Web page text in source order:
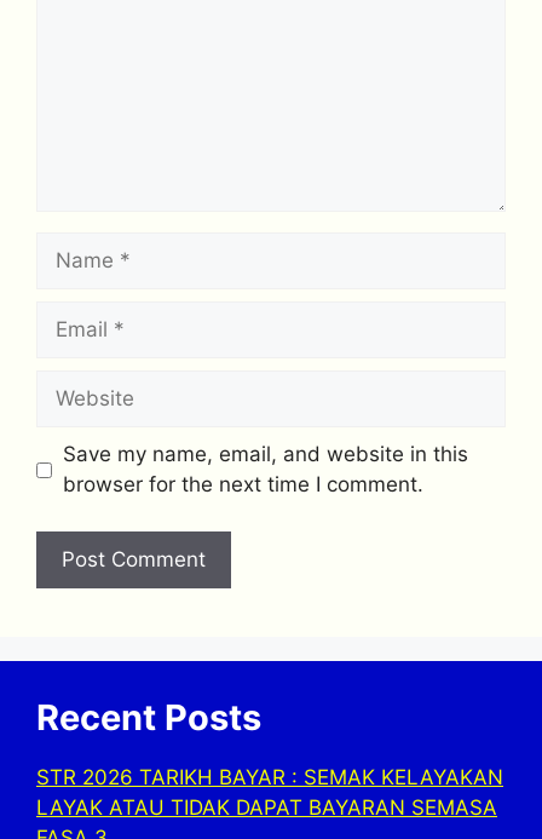
Name
Email
Website
Save my name, email, and website in this
browser for the next time I comment.
Recent Posts
STR 2026 TARIKH BAYAR : SEMAK KELAYAKAN
LAYAK ATAU TIDAK DAPAT BAYARAN SEMASA